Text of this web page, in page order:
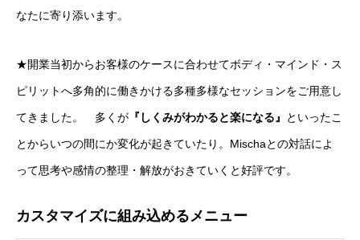
なたに寄り添います。
★開業当初からお客様のケースに合わせてボディ・マインド・ス
ピリットへ多角的に働きかける多種多様なセッションをご用意し
てきました。 多くが 『しくみがわかると楽になる』 といったこ
とからいつの間にか変化が起きていたり。Mischaとの対話によ
って思考や感情の整理・解放がおきていくと好評です。
カスタマイズに組み込めるメニュー